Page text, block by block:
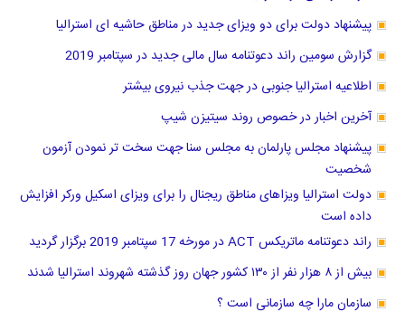
پیشنهاد دولت برای دو ویزای جدید در مناطق حاشیه ای استرالیا
گزارش سومین راند دعوتنامه سال مالی جدید در سپتامبر 2019
اطلاعیه استرالیا جنوبی در جهت جذب نیروی بیشتر
آخرین اخبار در خصوص روند سیتیزن شیپ
پیشنهاد مجلس پارلمان به مجلس سنا جهت سخت تر نمودن آزمون
شخصیت
دولت استرالیا ویزاهای مناطق ریجنال را برای ویزای اسکیل ورکر افزایش
داده است
راند دعوتنامه ماتریکس ACT در مورخه 17 سپتامبر 2019 برگزار گردید
بیش از ۸ هزار نفر از ۱۳۰ کشور جهان روز گذشته شهروند استرالیا شدند
سازمان مارا چه سازمانی است ؟